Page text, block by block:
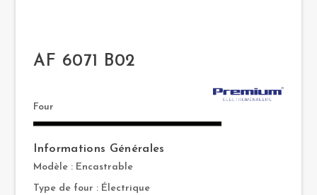
AF 6071 B02
Four
Informations Générales
Modèle : Encastrable
Type de four : Électrique